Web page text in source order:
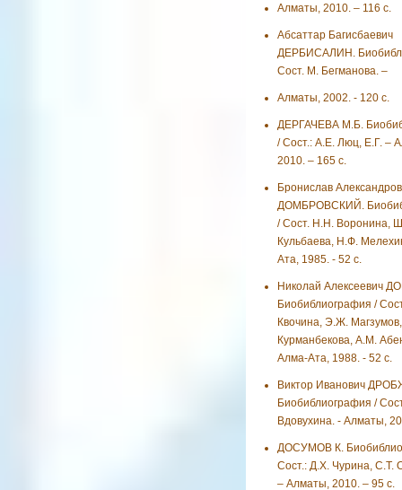
Алматы, 2010. – 116 с.
Абсаттар Багисбаевич
ДЕРБИСАЛИН.
Сост. М. Бегманова. –
Алматы, 2002. - 120 с.
ДЕРГАЧЕВА М.Б.
/ Сост.: А.Е. Люц, Е.Г. –
2010. – 165 с.
Бронислав
ДОМБРОВСКИЙ.
/ Сост. Н.Н. Воронина,
Кульбаева, Н.Ф.
Ата, 1985. - 52 с.
Николай Алексеевич
Биобиблиография /
Квочина, Э.Ж.
Курманбекова, А.М.
Алма-Ата, 1988. - 52 с.
Виктор Иванович
Биобиблиография /
Вдовухина. - Алматы,
ДОСУМОВ К.
Сост.: Д.Х. Чурина, С.Т.
– Алматы, 2010. – 95 с.